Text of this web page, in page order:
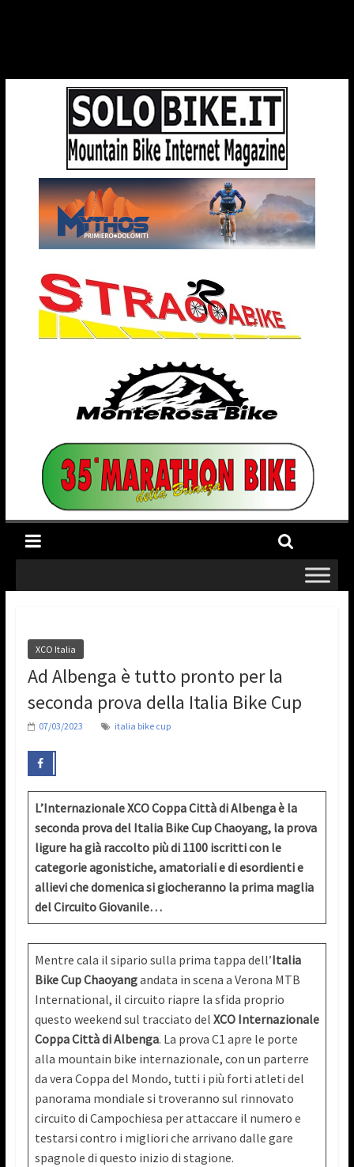
XCO Italia
Ad Albenga è tutto pronto per la
seconda prova della Italia Bike Cup
07/03/2023 italia bike cup
L’Internazionale XCO Coppa Città di Albenga è la
seconda prova del Italia Bike Cup Chaoyang, la prova
ligure ha già raccolto più di 1100 iscritti con le
categorie agonistiche, amatoriali e di esordienti e
allievi che domenica si giocheranno la prima maglia
del Circuito Giovanile…
Mentre cala il sipario sulla prima tappa dell’Italia
Bike Cup Chaoyangandata in scena a Verona MTB
International, il circuito riapre la sfida proprio
questo weekend sul tracciato del XCO Internazionale
Coppa Città di Albenga. La prova C1 apre le porte
alla mountain bike internazionale, con un parterre
da vera Coppa del Mondo, tutti i più forti atleti del
panorama mondiale si troveranno sul rinnovato
circuito di Campochiesa per attaccare il numero e
testarsi contro i migliori che arrivano dalle gare
spagnole di questo inizio di stagione.